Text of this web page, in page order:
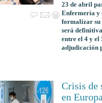
23 de abril
Enfermería y
formalizar su
será
entre el 4 y el
adjudicación
Crisis de
en